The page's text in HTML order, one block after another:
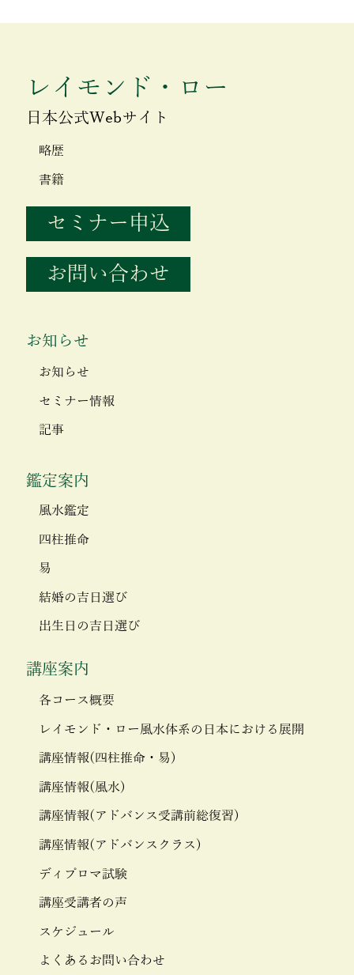
レイモンド・ロー
日本公式Webサイト
略歴
書籍
セミナー申込
お問い合わせ
お知らせ
お知らせ
セミナー情報
記事
鑑定案内
風水鑑定
四柱推命
易
結婚の吉日選び
出生日の吉日選び
講座案内
各コース概要
レイモンド・ロー風水体系の日本における展開
講座情報(四柱推命・易)
講座情報(風水)
講座情報(アドバンス受講前総復習)
講座情報(アドバンスクラス)
ディプロマ試験
講座受講者の声
スケジュール
よくあるお問い合わせ